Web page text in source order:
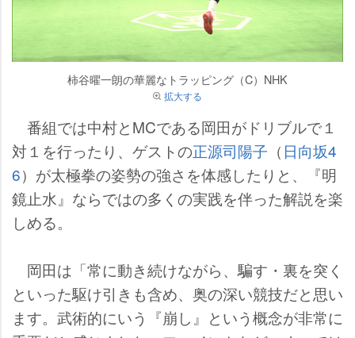
柿谷曜一朗の華麗なトラッピング（C）NHK
拡大する
番組では中村とMCである岡田がドリブルで１
対１を行ったり、ゲストの正源司陽子 （ 日向坂4
6）が太極拳の姿勢の強さを体感したりと、『明
鏡止水』ならではの多くの実践を伴った解説を楽
しめる。
岡田は「常に動き続けながら、騙す・裏を突く
といった駆け引きも含め、奥の深い競技だと思い
ます。武術的にいう『崩し』という概念が非常に